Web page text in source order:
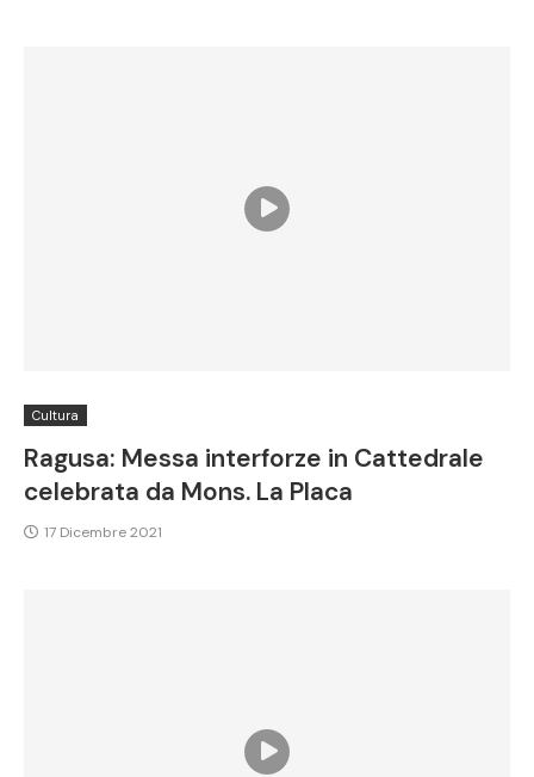
Cultura
Ragusa: Messa interforze in Cattedrale
celebrata da Mons. La Placa
17 Dicembre 2021